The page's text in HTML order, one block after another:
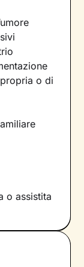
o di
o assistita